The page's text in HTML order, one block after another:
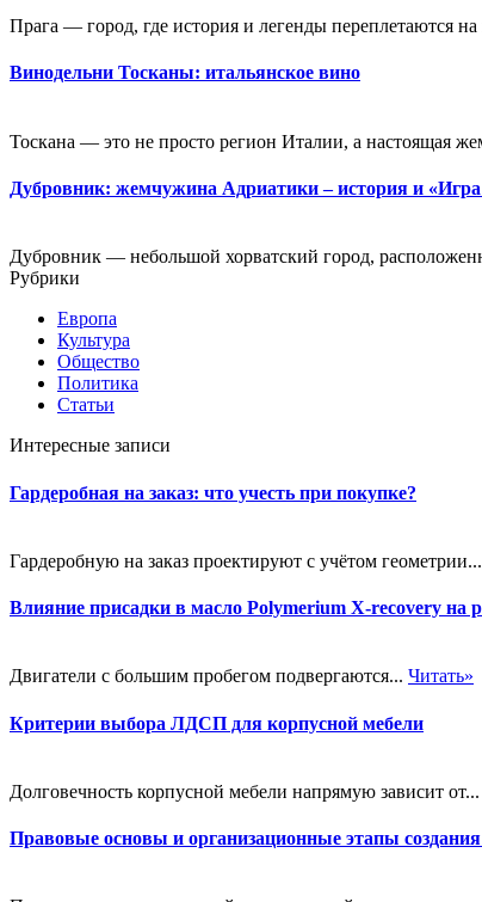
Прага — город, где история и легенды переплетаются
Винодельни Тосканы: итальянское вино
Тоскана — это не просто регион Италии, а настоящая
Дубровник: жемчужина Адриатики – история и «Игра
Дубровник — небольшой хорватский город,
Рубрики
Европа
Культура
Общество
Политика
Статьи
Интересные записи
Гардеробная на заказ: что учесть при покупке?
Гардеробную на заказ проектируют с учётом геометрии...
Влияние присадки в масло Polymerium X-recovery на
Двигатели с большим пробегом подвергаются... Читать»
Критерии выбора ЛДСП для корпусной мебели
Долговечность корпусной мебели напрямую зависит от...
Правовые основы и организационные этапы создания